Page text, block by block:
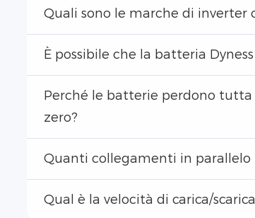
Quali sono le marche di
È possibile che la batteria
Perché le batterie perdono tutta
zero?
Quanti collegamenti in
Qual è la velocità di carica/